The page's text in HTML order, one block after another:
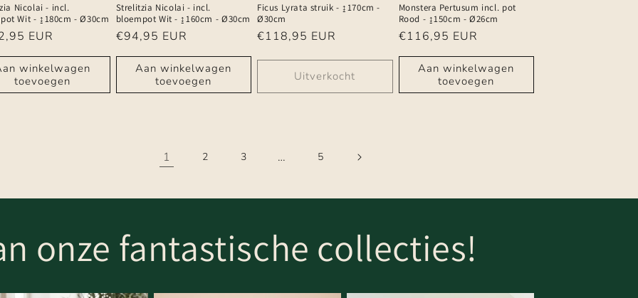
Nicolai - incl.
Wit - ↨180cm - Ø30cm
EUR
winkelwagen
toevoegen
Strelitzia Nicolai - incl.
bloempot Wit - ↨160cm - Ø30cm
Normale
€94,95 EUR
Aan winkelwagen
toevoegen
Ficus Lyrata struik - ↨170cm -
Ø30cm
Normale
€118,95 EUR
Uitverkocht
Monstera Pertusum incl. pot
Rood - ↨150cm - Ø26cm
Normale
€116,95 EUR
Aan winkelwagen
toevoegen
1 2 3 … 5
onze fantastische collecties!